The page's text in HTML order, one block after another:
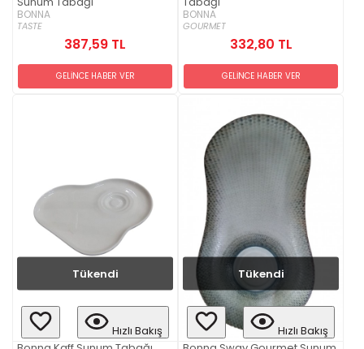
BONNA
TASTE
387,59 TL
GELİNCE HABER VER
BONNA
GOURMET
332,80 TL
GELİNCE HABER VER
Tükendi
Hızlı Bakış
Tükendi
Hızlı Bakış